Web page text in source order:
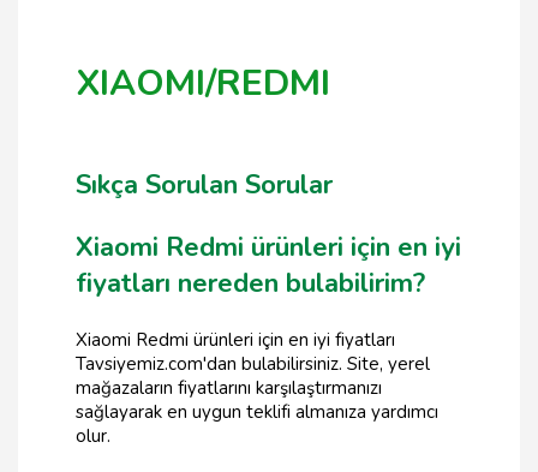
XIAOMI/REDMI
Sıkça Sorulan Sorular
Xiaomi Redmi ürünleri için en iyi
fiyatları nereden bulabilirim?
Xiaomi Redmi ürünleri için en iyi fiyatları
Tavsiyemiz.com'dan bulabilirsiniz. Site, yerel
mağazaların fiyatlarını karşılaştırmanızı
sağlayarak en uygun teklifi almanıza yardımcı
olur.